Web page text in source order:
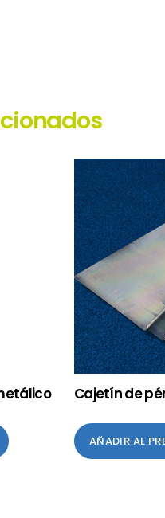
Cajetín de
AÑADIR AL